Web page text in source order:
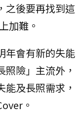
之後要再找到這
加難。
年會有新的失能
險」主流外，
及長照需求，
。